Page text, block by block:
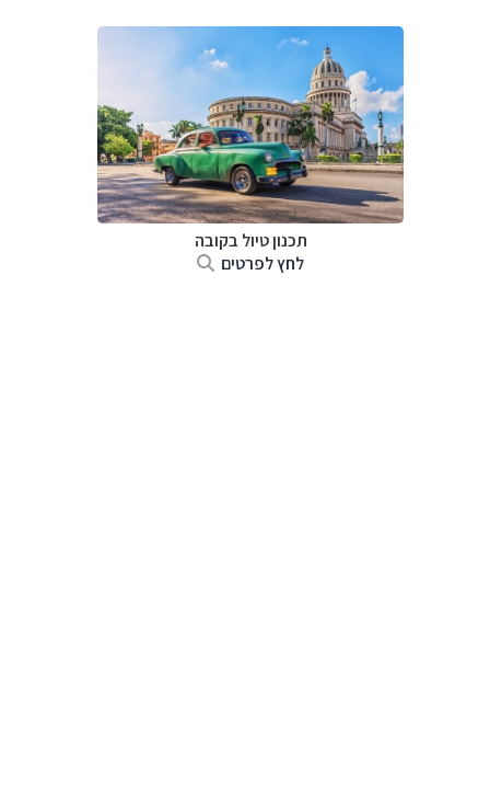
תכנון טיול בקובה
לחץ לפרטים